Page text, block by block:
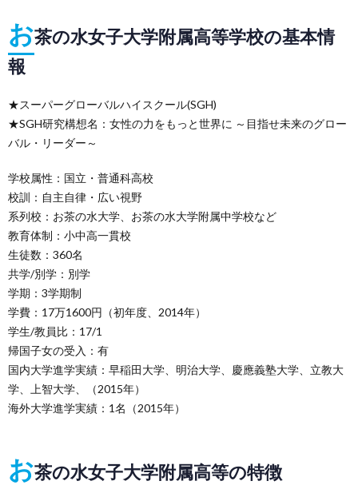
お茶の水女子大学附属高等学校の基本情
報
★スーパーグローバルハイスクール(SGH)
★SGH研究構想名：女性の力をもっと世界に ～目指せ未来のグロー
バル・リーダー～
学校属性：国立・普通科高校
校訓：自主自律・広い視野
系列校：お茶の水大学、お茶の水大学附属中学校など
教育体制：小中高一貫校
生徒数：360名
共学/別学：別学
学期：3学期制
学費：17万1600円（初年度、2014年）
学生/教員比：17/1
帰国子女の受入：有
国内大学進学実績：早稲田大学、明治大学、慶應義塾大学、立教大
学、上智大学、（2015年）
海外大学進学実績：1名（2015年）
お茶の水女子大学附属高等の特徴